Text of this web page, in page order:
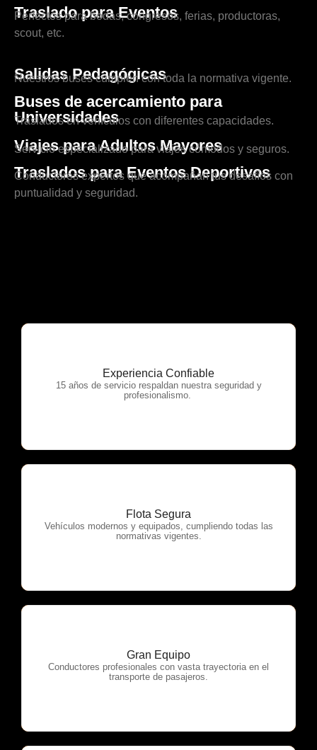
Traslado para Eventos
Perfectos para bodas, congresos, ferias, productoras,
scout, etc.
Salidas Pedagógicas
Nuestros buses cumplen con toda la normativa vigente.
Buses de acercamiento para
Universidades
Traslados en vehículos con diferentes capacidades.
Viajes para Adultos Mayores
Servicio especializado para viajes cómodos y seguros.
Traslados para Eventos Deportivos
Conductores expertos que acompañan tus desafíos con
puntualidad y seguridad.
Experiencia Confiable
15 años de servicio respaldan nuestra seguridad y
profesionalismo.
OTP Servicios
Flota Segura
Vehículos modernos y equipados, cumpliendo todas las
normativas vigentes.
OTP Servicios
Gran Equipo
Conductores profesionales con vasta trayectoria en el
transporte de pasajeros.
OTP Servicios